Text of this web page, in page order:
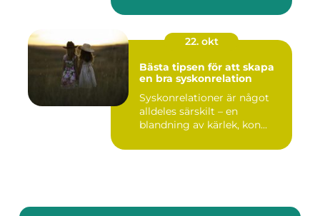
22. okt
Bästa tipsen för att skapa
en bra syskonrelation
Syskonrelationer är något
alldeles särskilt – en
blandning av kärlek, kon...